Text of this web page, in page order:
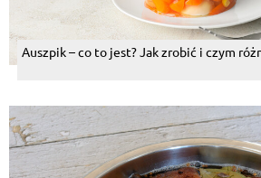
Auszpik – co to jest? Jak zrobić i czym